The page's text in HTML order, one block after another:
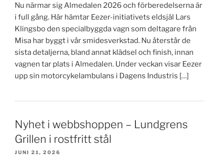
Nu närmar sig Almedalen 2026 och förberedelserna är
i full gång. Här hämtar Eezer-initiativets eldsjäl Lars
Klingsbo den specialbyggda vagn som deltagare från
Misa har byggt i vår smidesverkstad. Nu återstår de
sista detaljerna, bland annat klädsel och finish, innan
vagnen tar plats i Almedalen. Under veckan visar Eezer
upp sin motorcykelambulans i Dagens Industris […]
Nyhet i webbshoppen – Lundgrens
Grillen i rostfritt stål
JUNI 21, 2026